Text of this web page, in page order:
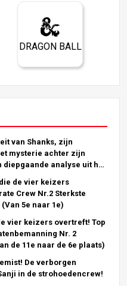
DRAGON BALL
van Shanks, zijn
mysterie achter zijn
diepgaande analyse uit het
de vier keizers
Crew Nr.2 Sterkste
(Van 5e naar 1e)
vier keizers overtreft! Top
Nr. 2
de 11e naar de 6e plaats)
De verborgen
in de strohoedencrew!